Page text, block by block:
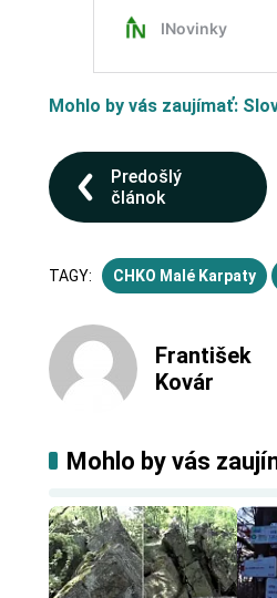
Mohlo by vás zaujímať:
Predošlý
článok
TAGY: CHKO Malé Karpaty
František
Kovár
Mohlo by vás